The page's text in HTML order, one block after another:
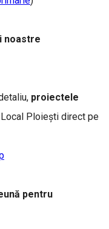
noastre
proiectele
Ploiești direct pe
pentru